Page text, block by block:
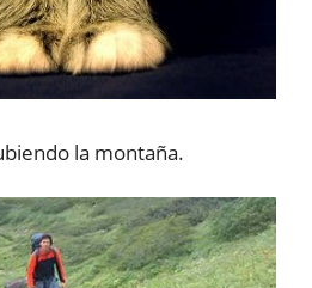
la montaña.